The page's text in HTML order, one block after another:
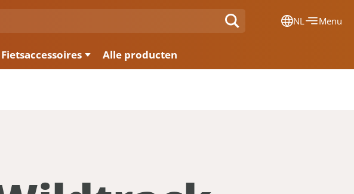
NL Menu
Fietsaccessoires Alle producten